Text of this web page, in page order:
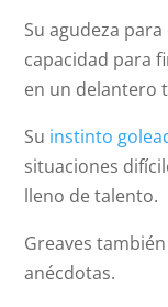
Su agudeza
capacidad para
en un delantero
Su instinto
situaciones
lleno de talento.
Greaves
anécdotas.